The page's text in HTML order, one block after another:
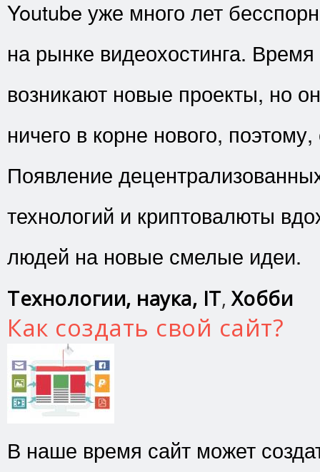
Youtube уже много лет
на рынке видеохостинга.
возникают новые проекты, но
ничего в корне нового,
Появление
технологий и криптовалюты
людей на новые смелые идеи.
Технологии, наука, IT,Хобби
Как создать свой сайт?
В наше время сайт может